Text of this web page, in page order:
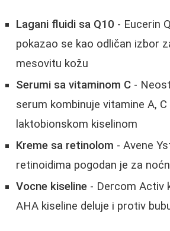
Lagani fluidi sa Q10 - Eucerin
pokazao se kao odličan izbor
mesovitu kožu
Serumi sa vitaminom C -
serum kombinuje vitamine A, C
laktobionskom kiselinom
Kreme sa retinolom - Avene
retinoidima pogodan je za
Vocne kiseline - Dercom Activ
AHA kiseline deluje i protiv